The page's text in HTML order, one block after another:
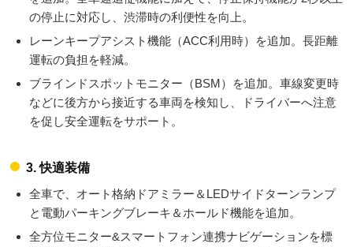
の停止に対応し、渋滞時の利便性を向上。
レーンキープアシスト機能（ACC利用時）を追加。長距離
運転の負担を軽減。
ブラインドスポットモニター（BSM）を追加。車線変更時
などに後方から接近する車両を検知し、ドライバーへ注意
を促し安全運転をサポート。
3. 快適装備
全車で、オート格納ドアミラー＆LEDサイドターンランプ
と電動パーキングブレーキ＆ホールド機能を追加。
全方位モニター&スマートフォン連携ナビゲーションを標